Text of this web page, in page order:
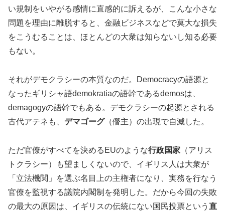
い規制をいやがる感情に直感的に訴えるが、こんな小さな
問題を理由に離脱すると、金融ビジネスなどで莫大な損失
をこうむることは、ほとんどの大衆は知らないし知る必要
もない。
それがデモクラシーの本質なのだ。Democracyの語源と
なったギリシャ語demokratiaの語幹であるdemosは、
demagogyの語幹でもある。デモクラシーの起源とされる
古代アテネも、 デマゴーグ（僭主）の出現で自滅した。
ただ官僚がすべてを決めるEUのような行政国家 （アリス
トクラシー）も望ましくないので、イギリス人は大衆が
「立法機関」を選ぶ名目上の主権者になり、実務を行なう
官僚を監視する議院内閣制を発明した。だから今回の失敗
の最大の原因は、イギリスの伝統にない国民投票という 直